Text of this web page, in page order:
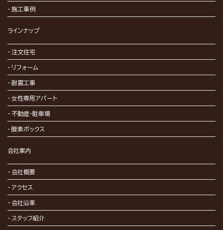
施工事例
ラインナップ
注文住宅
リフォーム
耐震工事
女性専用アパート
不動産・駐車場
酸素ボックス
会社案内
会社概要
アクセス
会社沿革
スタッフ紹介